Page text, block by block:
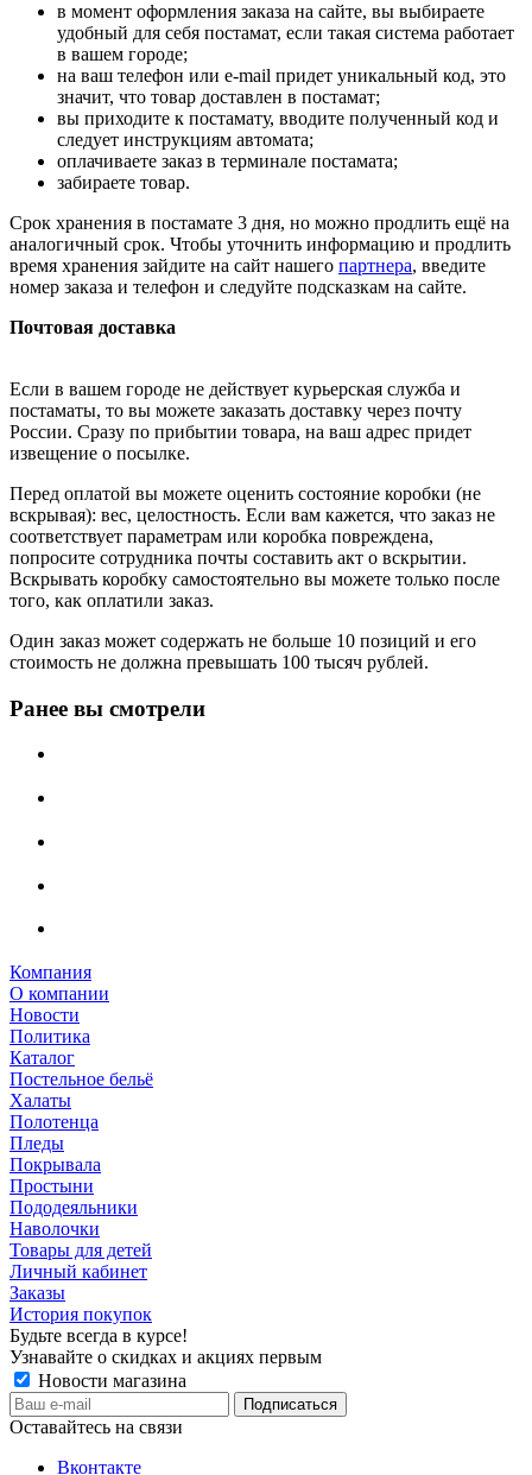
в момент оформления заказа на сайте, вы выбираете
удобный для себя постамат, если такая система работает
в вашем городе;
на ваш телефон или e-mail придет уникальный код, это
значит, что товар доставлен в постамат;
вы приходите к постамату, вводите полученный код и
следует инструкциям автомата;
оплачиваете заказ в терминале постамата;
забираете товар.
Срок хранения в постамате 3 дня, но можно продлить ещё на
аналогичный срок. Чтобы уточнить информацию и продлить
время хранения зайдите на сайт нашего партнера, введите
номер заказа и телефон и следуйте подсказкам на сайте.
Почтовая доставка
Если в вашем городе не действует курьерская служба и
постаматы, то вы можете заказать доставку через почту
России. Сразу по прибытии товара, на ваш адрес придет
извещение о посылке.
Перед оплатой вы можете оценить состояние коробки (не
вскрывая): вес, целостность. Если вам кажется, что заказ не
соответствует параметрам или коробка повреждена,
попросите сотрудника почты составить акт о вскрытии.
Вскрывать коробку самостоятельно вы можете только после
того, как оплатили заказ.
Один заказ может содержать не больше 10 позиций и его
стоимость не должна превышать 100 тысяч рублей.
Ранее вы смотрели
Компания
О компании
Новости
Политика
Каталог
Постельное бельё
Халаты
Полотенца
Пледы
Покрывала
Простыни
Пододеяльники
Наволочки
Товары для детей
Личный кабинет
Заказы
История покупок
Будьте всегда в курсе!
Узнавайте о скидках и акциях первым
Новости магазина
Оставайтесь на связи
Вконтакте